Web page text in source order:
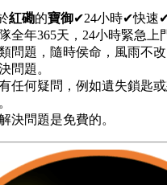
紅磡的寶御✔24小時✔快速
全年365天，24小時緊急上
問題，隨時侯命，風雨不
問題。
任何疑問，例如遺失鎖匙
決問題是免費的。